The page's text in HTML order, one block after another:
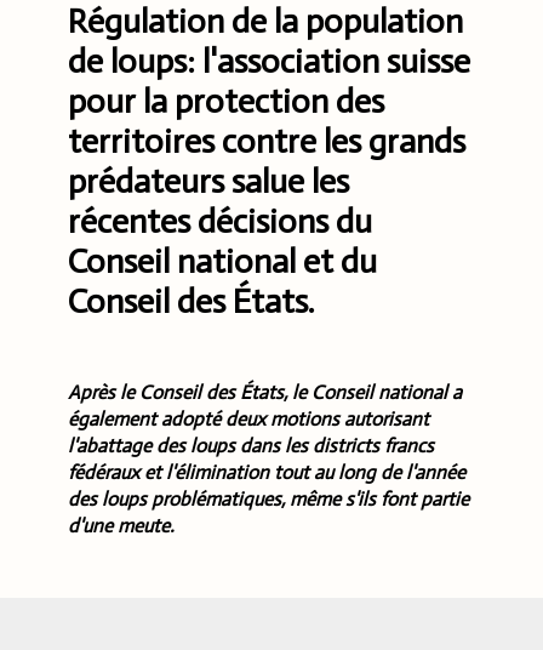
Régulation de la population
de loups: l'association suisse
pour la protection des
territoires contre les grands
prédateurs salue les
récentes décisions du
Conseil national et du
Conseil des États.
Après le Conseil des États, le Conseil national a
également adopté deux motions autorisant
l'abattage des loups dans les districts francs
fédéraux et l'élimination tout au long de l'année
des loups problématiques, même s'ils font partie
d'une meute.